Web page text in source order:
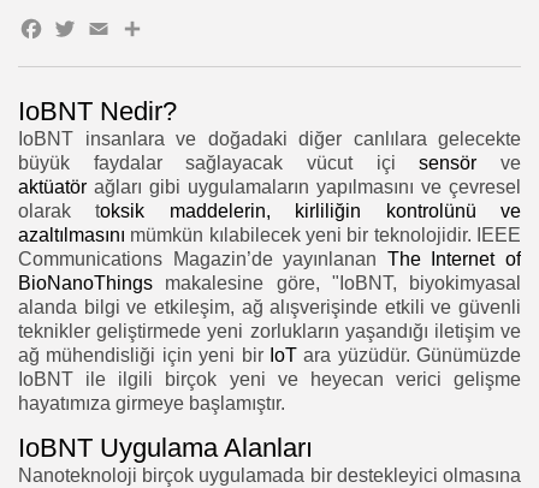
IoBNT Nedir?
IoBNT insanlara ve doğadaki diğer canlılara gelecekte
büyük faydalar sağlayacak vücut içisensörve
aktüatör ağları gibi uygulamaların yapılmasını ve çevresel
olarak toksik maddelerin, kirliliğin kontrolünü ve
azaltılmasını mümkün kılabilecek yeni bir teknolojidir. IEEE
Communications Magazin’de yayınlanan The Internet of
BioNanoThings makalesine göre, "IoBNT, biyokimyasal
alanda bilgi ve etkileşim, ağ alışverişinde etkili ve güvenli
teknikler geliştirmede yeni zorlukların yaşandığı iletişim ve
ağ mühendisliği için yeni bir IoTara yüzüdür. Günümüzde
IoBNT ile ilgili birçok yeni ve heyecan verici gelişme
hayatımıza girmeye başlamıştır.
IoBNT Uygulama Alanları
Nanoteknoloji birçok uygulamada bir destekleyici olmasına
Facebook
Twitter
EmailShare